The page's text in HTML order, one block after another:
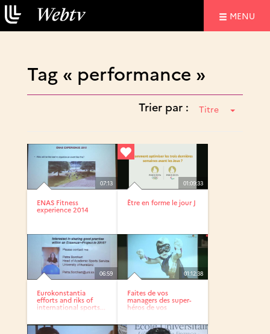
MENU
Tag « performance »
Trier par : Titre
07:13
ENAS Fitness
experience 2014
01:09:33
Être en forme le jour J
06:59
Eurokonstantia
efforts and riks of
international sports...
01:12:38
Faites de vos
managers des super-
héros de vos